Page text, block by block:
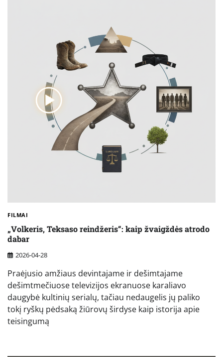
FILMAI
„Volkeris, Teksaso reindžeris“: kaip žvaigždės atrodo
dabar
2026-04-28
Praėjusio amžiaus devintajame ir dešimtajame
dešimtmečiuose televizijos ekranuose karaliavo
daugybė kultinių serialų, tačiau nedaugelis jų paliko
tokį ryškų pėdsaką žiūrovų širdyse kaip istorija apie
teisingumą